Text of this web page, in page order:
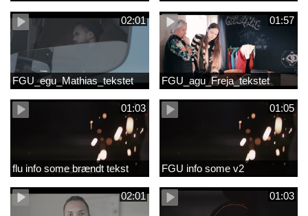
02:01
FGU_egu_Mathias_tekstet
01:57
FGU_agu_Freja_tekstet
01:03
flu info some brændt tekst
01:05
FGU info some v2
02:01 01:03